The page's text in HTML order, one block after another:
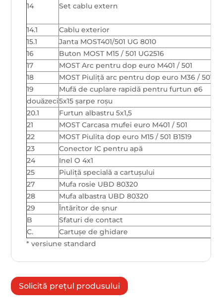
14 Set cablu extern
14.1
Cablu exterior
15.1
Janta MOST401/501 UG 8010
16
Buton MOST M15 / 501 UG2516
17
MOST Arc pentru dop euro M401 / 501
18
MOST Piuliță arc pentru dop euro M36 / 501
19
Mufă de cuplare rapidă pentru furtun ø6
douăzeci5x15 șarpe roșu
20.1
Furtun albastru 5x1,5
21
MOST Carcasa mufei euro M401 / 501
22
MOST Piulita dop euro M15 / 501 B1519
23
Conector IC pentru apă
24
Inel O 4x1
25
Piuliță specială a cartușului
27
Mufa rosie UBD 80320
28
Mufa albastra UBD 80320
29
Întăritor de șnur
B
Sfaturi de contact
C.
Cartușe de ghidare
* versiune standard
Solicită prețul produsului